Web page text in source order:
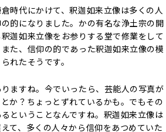
時代にかけて、釈迦如来立像は多くの人
的になりました。かの有名な浄土宗の開
迦如来立像をお参りする堂で修業をして
た、信仰の的であった釈迦如来立像の模
れたそうです。
ますね。今でいったら、芸能人の写真が
か？ちょっとずれているかも。でもその
ということなんですね。釈迦如来立像は
て、多くの人々から信仰をあつめていた